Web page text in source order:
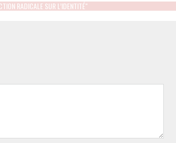
RADICALE SUR L’IDENTITÉ"